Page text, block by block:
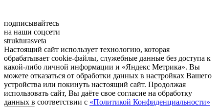
подписывайтесь
на наши соцсети
strukturasveta
Настоящий сайт использует технологию, которая
обрабатывает cookie-файлы, служебные данные без доступа к
какой-либо личной информации и «Яндекс Метрика». Вы
можете отказаться от обработки данных в настройках Вашего
устройства или покинуть настоящий сайт. Продолжая
использовать сайт, Вы даёте свое согласие на обработку
данных в соответствии с «Политикой Конфиденциальности»